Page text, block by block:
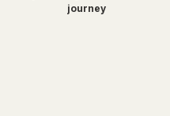
journey